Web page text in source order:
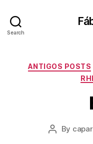
Search
ANTIGOS POSTS
Post
By